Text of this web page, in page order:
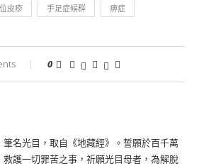
皮疹 手足症候群 痹症
0
筆名光目，取自《地藏經》。誓願於百千萬
救護一切罪苦之事，祈願光目母者，為解脫